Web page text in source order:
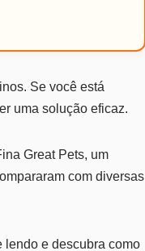
Se você está
uma solução eficaz.
Great Pets, um
com diversas
lendo e descubra como